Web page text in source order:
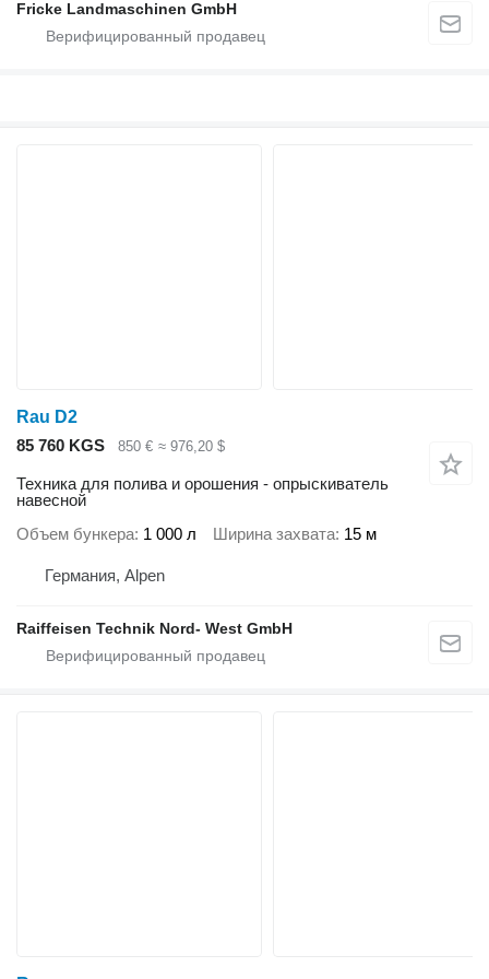
Fricke Landmaschinen GmbH
Rau D2
85 760 KGS
850 € ≈ 976,20 $
Техника для полива и орошения - опрыскиватель
навесной
Объем бункера 1 000 л Ширина захвата 15 м
Германия, Alpen
Raiffeisen Technik Nord- West GmbH